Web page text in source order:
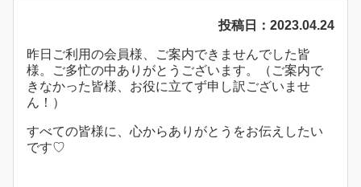
投稿日：2023.04.24
昨日ご利用の会員様、ご案内できませんでした皆
様。ご多忙の中ありがとうございます。（ご案内で
きなかった皆様、お役に立てず申し訳ございませ
ん！）
すべての皆様に、心からありがとうをお伝えしたい
です♡